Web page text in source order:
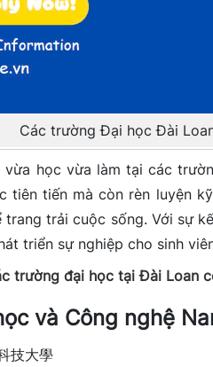
Các trường Đại học Đài
vừa học vừa làm tại các
tiên tiến mà còn rèn luyện
trải cuộc sống. Với sự
triển sự nghiệp cho sinh
trường đại học tại Đài Loan
và Công nghệ
技大學